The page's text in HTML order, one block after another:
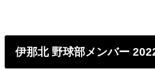
伊那北 野球部メンバー